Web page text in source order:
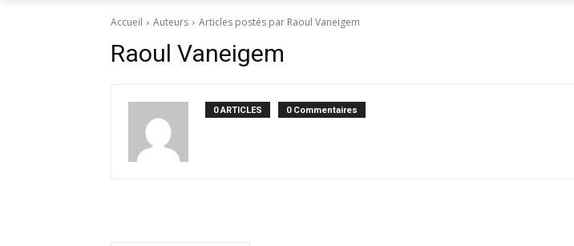
Accueil Auteurs Articles postés par Raoul Vaneigem
Raoul Vaneigem
0 ARTICLES 0 Commentaires